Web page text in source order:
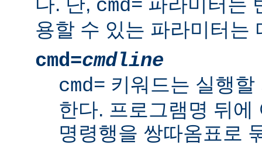
cmd=
용할 수 있는 파라미터는
cmd=cmdline
cmd= 키워드는 실행
한다. 프로그램명 뒤에
명령행을 쌍따옴표로